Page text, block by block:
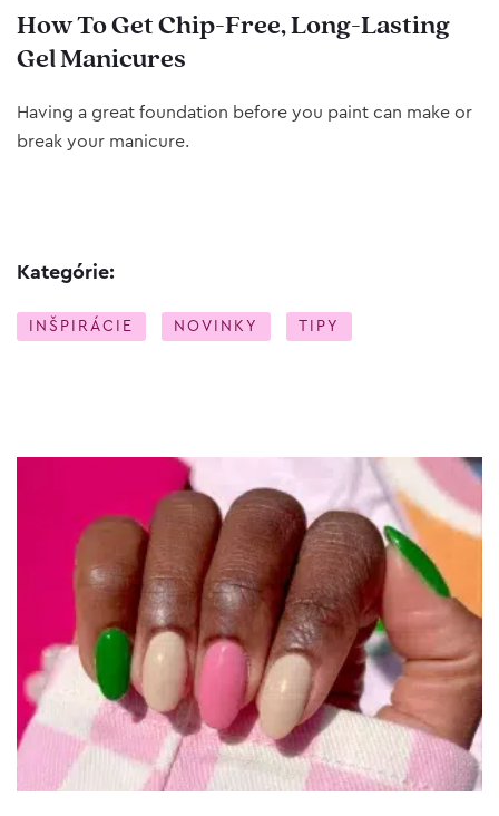
How To Get Chip-Free, Long-Lasting
Gel Manicures
Having a great foundation before you paint can make or
break your manicure.
Kategórie:
INŠPIRÁCIE NOVINKY TIPY